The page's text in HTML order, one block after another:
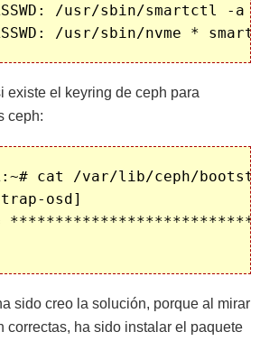
/usr/sbin/smartctl -
existe el keyring de ceph para
ceph:
cat /var/lib/ceph/
osd]
sido creo la solución, porque al mirar
correctas, ha sido instalar el paquete